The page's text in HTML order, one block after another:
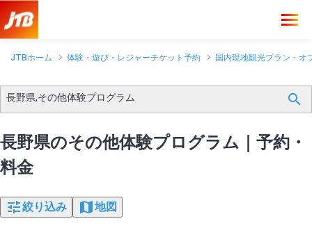
JTBホーム 体験・遊び・レジャーチケット予約 国内現地観光プラン・オ
長野県,その他体験プログラム
長野県のその他体験プログラム｜予約・
料金
絞り込み 地図